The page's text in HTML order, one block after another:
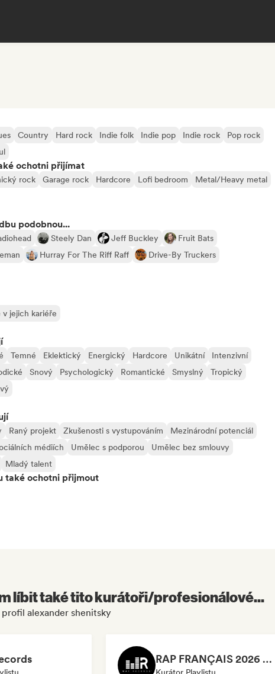
Country Hard rock Indie folk Indie pop Indie rock
Pop rock
ochotni přijímat
rock Garage rock Hardcore Lofi bedroom
Metal/Heavy metal
podobnou...
Steely Dan Jeff Buckley
Fruit Bats
Hurray For The Riff Raff
Drive-By Truckers
jejich kariéře
Temné Eklektický Energický Hardcore Unikátní
Intenzivní
Snový Psychologický Romantické Smyslný
Tropický
Raný projekt Zkušenosti s vystupováním
Mezinárodní potenciál
médiích
Umělec s podporou
Umělec bez smlouvy
Mladý talent
také ochotni přijmout
líbit také tito kurátoři/profesionálové...
alexander shenitsky
RAP FRANÇAIS 2026 🔥🇫🇷 (Way Records)